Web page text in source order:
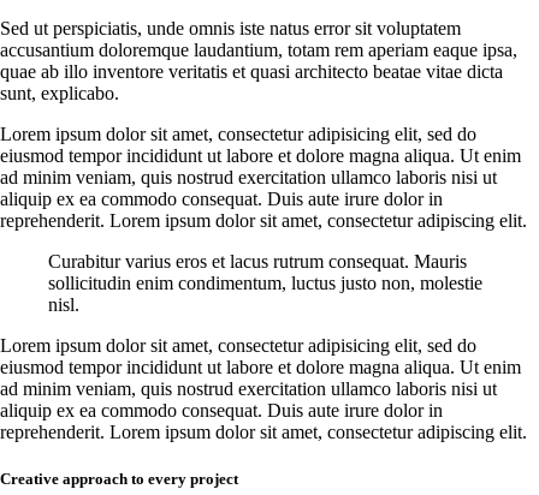
Sed ut perspiciatis, unde omnis iste natus error sit voluptatem
accusantium doloremque laudantium, totam rem aperiam eaque ipsa,
quae ab illo inventore veritatis et quasi architecto beatae vitae dicta
sunt, explicabo.
Lorem ipsum dolor sit amet, consectetur adipisicing elit, sed do
eiusmod tempor incididunt ut labore et dolore magna aliqua. Ut enim
ad minim veniam, quis nostrud exercitation ullamco laboris nisi ut
aliquip ex ea commodo consequat. Duis aute irure dolor in
reprehenderit. Lorem ipsum dolor sit amet, consectetur adipiscing elit.
Curabitur varius eros et lacus rutrum consequat. Mauris
sollicitudin enim condimentum, luctus justo non, molestie
nisl.
Lorem ipsum dolor sit amet, consectetur adipisicing elit, sed do
eiusmod tempor incididunt ut labore et dolore magna aliqua. Ut enim
ad minim veniam, quis nostrud exercitation ullamco laboris nisi ut
aliquip ex ea commodo consequat. Duis aute irure dolor in
reprehenderit. Lorem ipsum dolor sit amet, consectetur adipiscing elit.
Creative approach to every project